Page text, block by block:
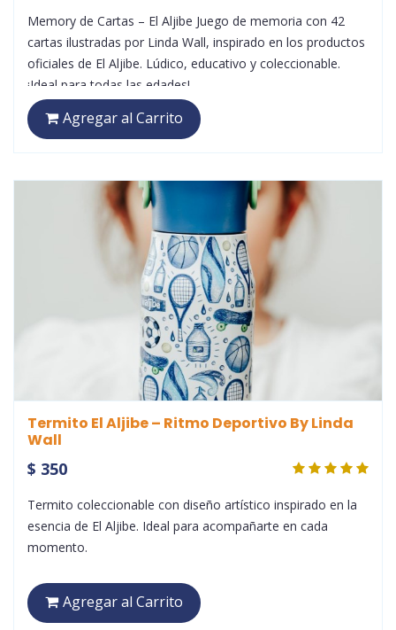
Memory de Cartas – El Aljibe Juego de memoria con 42
cartas ilustradas por Linda Wall, inspirado en los productos
oficiales de El Aljibe. Lúdico, educativo y coleccionable.
¡Ideal para todas las edades!
Agregar al Carrito
Termito El Aljibe – Ritmo Deportivo By Linda
Wall
$ 350
Termito coleccionable con diseño artístico inspirado en la
esencia de El Aljibe. Ideal para acompañarte en cada
momento.
Agregar al Carrito